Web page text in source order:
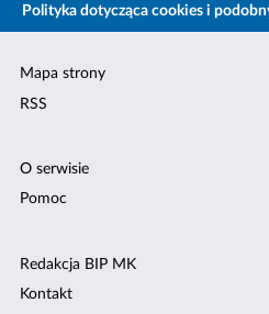
Polityka dotycząca cookies i
Mapa strony
RSS
O serwisie
Pomoc
Redakcja BIP MK
Kontakt